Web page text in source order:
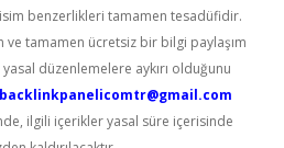
benzerlikleri tamamen tesadüfidir.
ve tamamen ücretsiz bir bilgi paylaşım
düzenlemelere aykırı olduğunu
backlinkpanelicomtr@gmail.com
ilgili içerikler yasal süre içerisinde